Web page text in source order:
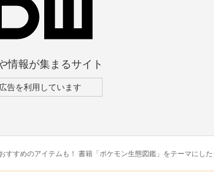
情報が集まるサイト
告を利用しています
すすめのアイテムも！ 書籍「ポケモン生態図鑑」をテーマにしたグッ